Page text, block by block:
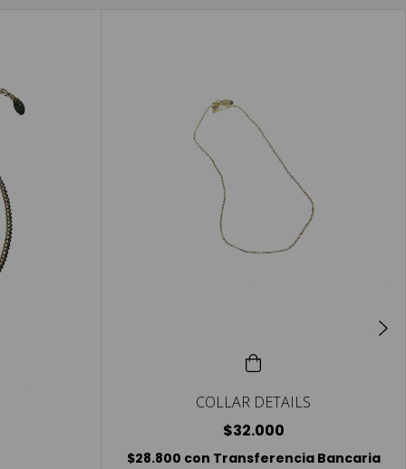
COLLAR DETAILS
$32.000
$28.800 con Transferencia Bancaria